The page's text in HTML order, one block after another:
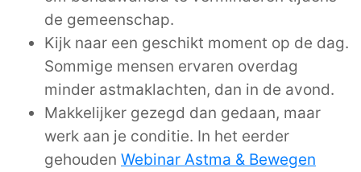
de gemeenschap.
Kijk naar een geschikt moment op de dag.
Sommige mensen ervaren overdag
minder astmaklachten, dan in de avond.
Makkelijker gezegd dan gedaan, maar
werk aan je conditie. In het eerder
gehouden Webinar Astma & Bewegen